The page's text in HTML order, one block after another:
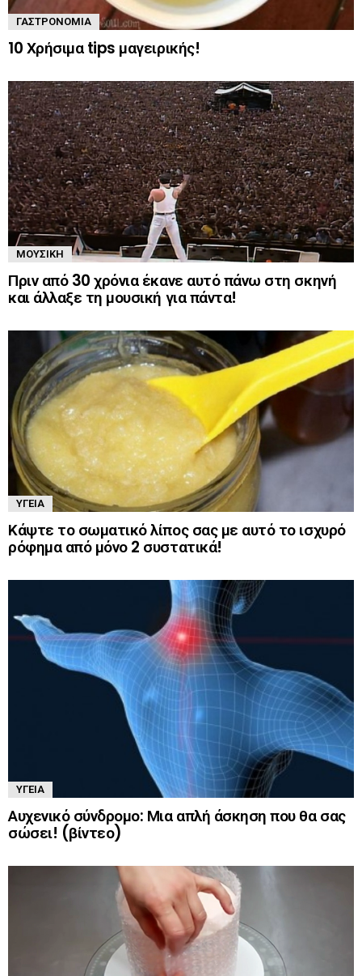
ΓΑΣΤΡΟΝΟΜΊΑ
10 Χρήσιμα tips μαγειρικής!
ΜΟΥΣΙΚΉ
Πριν από 30 χρόνια έκανε αυτό πάνω στη σκηνή
και άλλαξε τη μουσική για πάντα!
ΥΓΕΊΑ
Κάψτε το σωματικό λίπος σας με αυτό το ισχυρό
ρόφημα από μόνο 2 συστατικά!
ΥΓΕΊΑ
Αυχενικό σύνδρομο: Μια απλή άσκηση που θα σας
σώσει! (βίντεο)